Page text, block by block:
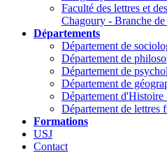
Faculté des lettres et
Chagoury - Branche
Départements
Département de
Département de
Département de
Département de
Département d'Histoire
Département de lettres
Formations
USJ
Contact